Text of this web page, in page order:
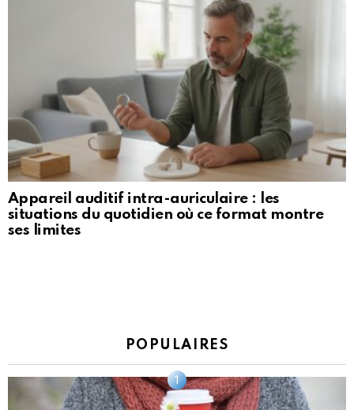
Appareil auditif intra-auriculaire : les
situations du quotidien où ce format montre
ses limites
POPULAIRES